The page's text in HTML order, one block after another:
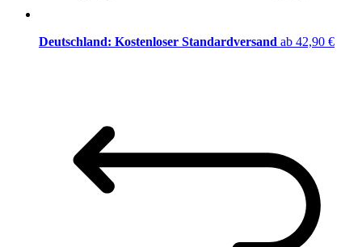
Deutschland: Kostenloser Standardversand ab 42,90 €